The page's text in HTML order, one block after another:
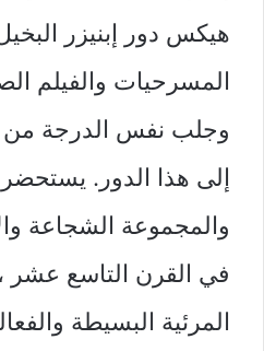
هيكس دور إبنيزر
وجلب نفس الدرجة من
إلى هذا الدور. يستحضر
والمجموعة الشجاعة
في القرن التاسع عشر ،
المرئية البسيطة